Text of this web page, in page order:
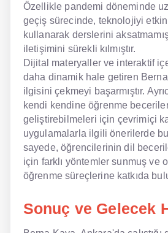
Özellikle pandemi döneminde
geçiş sürecinde, teknolojiyi
kullanarak derslerini
iletişimini sürekli kılmıştır.
Dijital materyaller ve interaktif
daha dinamik hale getiren
ilgisini çekmeyi başarmıştır.
kendi kendine öğrenme
geliştirebilmeleri için çevrimiçi
uygulamalarla ilgili önerilerde
sayede, öğrencilerinin dil
için farklı yöntemler sunmuş ve
öğrenme süreçlerine katkıda
Sonuç ve Gelecek